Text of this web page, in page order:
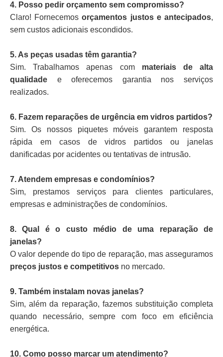
4. Posso pedir orçamento sem compromisso?
Claro! Fornecemosorçamentos justos e antecipados,
sem custos adicionais escondidos.
5. As peças usadas têm garantia?
Sim. Trabalhamos apenas com materiais de alta
qualidade e oferecemos garantia nos serviços
realizados.
6. Fazem reparações de urgência em vidros partidos?
Sim. Os nossos piquetes móveis garantem resposta
rápida em casos de vidros partidos ou janelas
danificadas por acidentes ou tentativas de intrusão.
7. Atendem empresas e condomínios?
Sim, prestamos serviços para clientes particulares,
empresas e administrações de condomínios.
8. Qual é o custo médio de uma reparação de
janelas?
O valor depende do tipo de reparação, mas asseguramos
preços justos e competitivos no mercado.
9. Também instalam novas janelas?
Sim, além da reparação, fazemos substituição completa
quando necessário, sempre com foco em eficiência
energética.
10. Como posso marcar um atendimento?